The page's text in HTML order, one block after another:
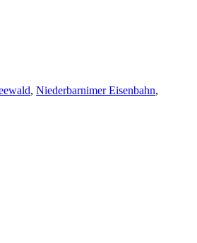
, Niederbarnimer Eisenbahn,